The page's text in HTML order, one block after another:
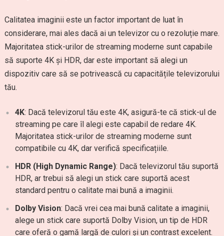
Calitatea imaginii este un factor important de luat în
considerare, mai ales dacă ai un televizor cu o rezoluție mare.
Majoritatea stick-urilor de streaming moderne sunt capabile
să suporte 4K și HDR, dar este important să alegi un
dispozitiv care să se potrivească cu capacitățile televizorului
tău.
4K: Dacă televizorul tău este 4K, asigură-te că stick-ul de
streaming pe care îl alegi este capabil de redare 4K.
Majoritatea stick-urilor de streaming moderne sunt
compatibile cu 4K, dar verifică specificațiile.
HDR (High Dynamic Range): Dacă televizorul tău suportă
HDR, ar trebui să alegi un stick care suportă acest
standard pentru o calitate mai bună a imaginii.
Dolby Vision: Dacă vrei cea mai bună calitate a imaginii,
alege un stick care suportă Dolby Vision, un tip de HDR
care oferă o gamă largă de culori și un contrast excelent.